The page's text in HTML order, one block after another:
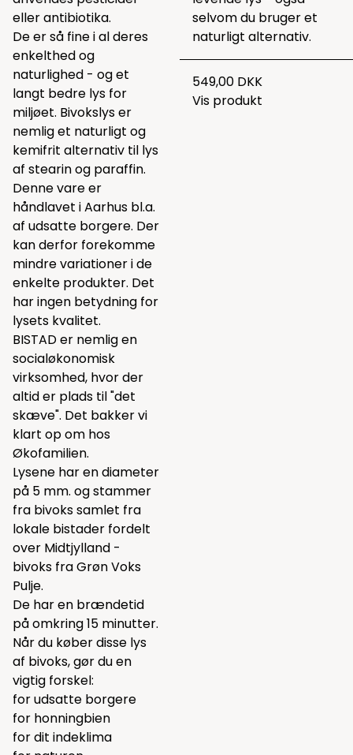
eller antibiotika.
De er så fine i al deres
enkelthed og
naturlighed - og et
langt bedre lys for
miljøet. Bivokslys er
nemlig et naturligt og
kemifrit alternativ til lys
af stearin og paraffin.
Denne vare er
håndlavet i Aarhus bl.a.
af udsatte borgere. Der
kan derfor forekomme
mindre variationer i de
enkelte produkter. Det
har ingen betydning for
lysets kvalitet.
BISTAD er nemlig en
socialøkonomisk
virksomhed, hvor der
altid er plads til "det
skæve". Det bakker vi
klart op om hos
Økofamilien.
Lysene har en diameter
på 5 mm. og stammer
fra bivoks samlet fra
lokale bistader fordelt
over Midtjylland -
bivoks fra Grøn Voks
Pulje.
De har en brændetid
på omkring 15 minutter.
Når du køber disse lys
af bivoks, gør du en
vigtig forskel:
for udsatte borgere
for honningbien
for dit indeklima
selvom du bruger et
naturligt alternativ.
549,00 DKK
Vis produkt